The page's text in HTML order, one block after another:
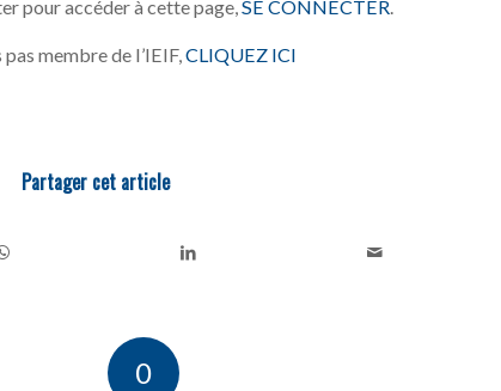
pour accéder à cette page, SE CONNECTER
pas membre de l’IEIF,CLIQUEZ ICI
Partager cet article
0